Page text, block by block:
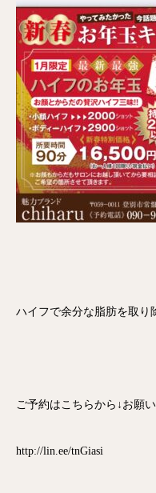
ハイフで余分な脂肪を取り
ご予約はこちらから↓お願
http://lin.ee/tnGiasi